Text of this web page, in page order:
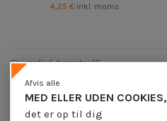
4,25 € inkl. moms
Skiver flad diameter 16
MED ELLER UDEN COOKIES,
det er op til dig
Afvis alle